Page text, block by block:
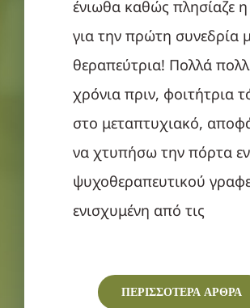
ένιωθα καθώς πλησίαζε
για την πρώτη συνεδρία
θεραπεύτρια! Πολλά
χρόνια πριν, φοιτήτρια
στο μεταπτυχιακό,
να χτυπήσω την πόρτα
ψυχοθεραπευτικού
ενισχυμένη από τις
ΠΕΡΙΣΣΟΤΕΡΑ ΑΡΘΡΑ